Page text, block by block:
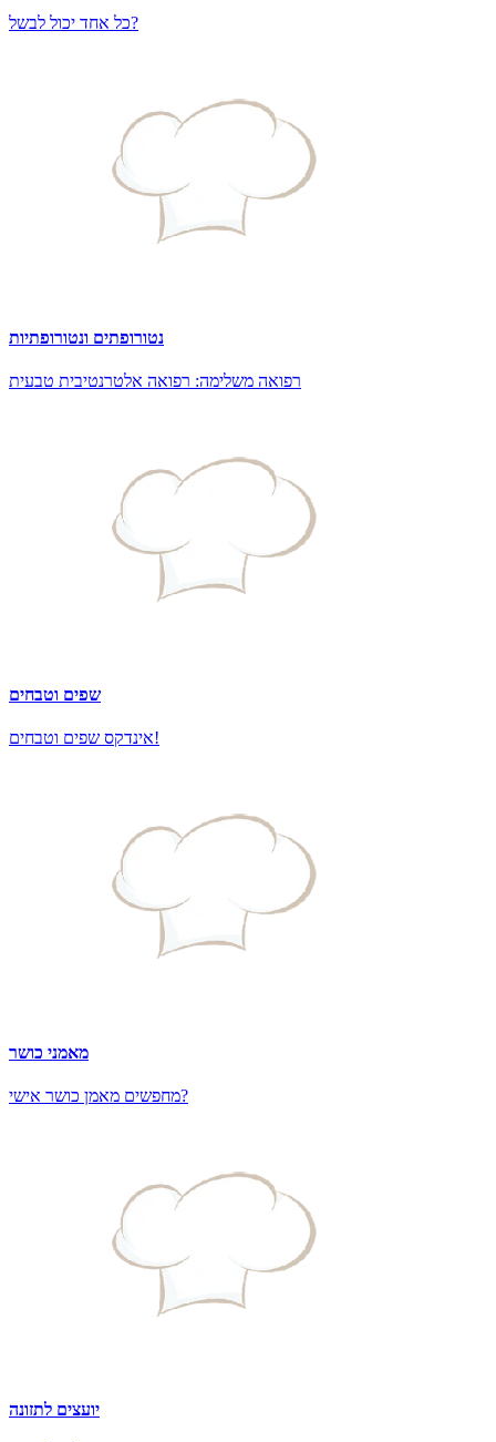
כל אחד יכול לבשל?
נטורופתים ונטורופתיות
רפואה משלימה: רפואה אלטרנטיבית טבעית
שפים וטבחים
אינדקס שפים וטבחים!
מאמני כושר
מחפשים מאמן כושר אישי?
יועצים לתזונה